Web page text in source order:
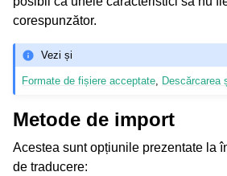
corespunzător.
Vezi și
Formate de fișiere acceptate, Descărcarea
Metode de import
Acestea sunt opțiunile prezentate la
de traducere: